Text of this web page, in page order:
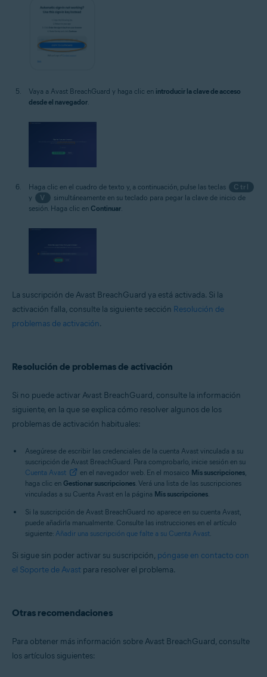
Vaya a Avast BreachGuard y haga clic en introducir la clave de acceso
desde el navegador
Haga clic en el cuadro de texto y, a continuación, pulse las teclas
Ctrl
y
V
simultáneamente en su teclado para pegar la clave de inicio de
sesión. Haga clic en Continuar.
La suscripción de Avast BreachGuard ya está activada. Si la
activación falla, consulte la siguiente sección Resolución de
problemas de activación.
Resolución de problemas de activación
Si no puede activar Avast BreachGuard, consulte la información
siguiente, en la que se explica cómo resolver algunos de los
problemas de activación habituales:
Asegúrese de escribir las credenciales de la cuenta Avast vinculada a su
suscripción de Avast BreachGuard. Para comprobarlo, inicie sesión en su
Cuenta Avast
en el navegador web. En el mosaico Mis suscripciones
haga clic en Gestionar suscripciones . Verá una lista de las suscripciones
vinculadas a su Cuenta Avast en la página Mis suscripciones
Si la suscripción de Avast BreachGuard no aparece en su cuenta Avast,
puede añadirla manualmente. Consulte las instrucciones en el artículo
siguiente: Añadir una suscripción que falte a su Cuenta Avast
Si sigue sin poder activar su suscripción, póngase en contacto con
el Soporte de Avast para resolver el problema.
Otras recomendaciones
Para obtener más información sobre Avast BreachGuard, consulte
los artículos siguientes: